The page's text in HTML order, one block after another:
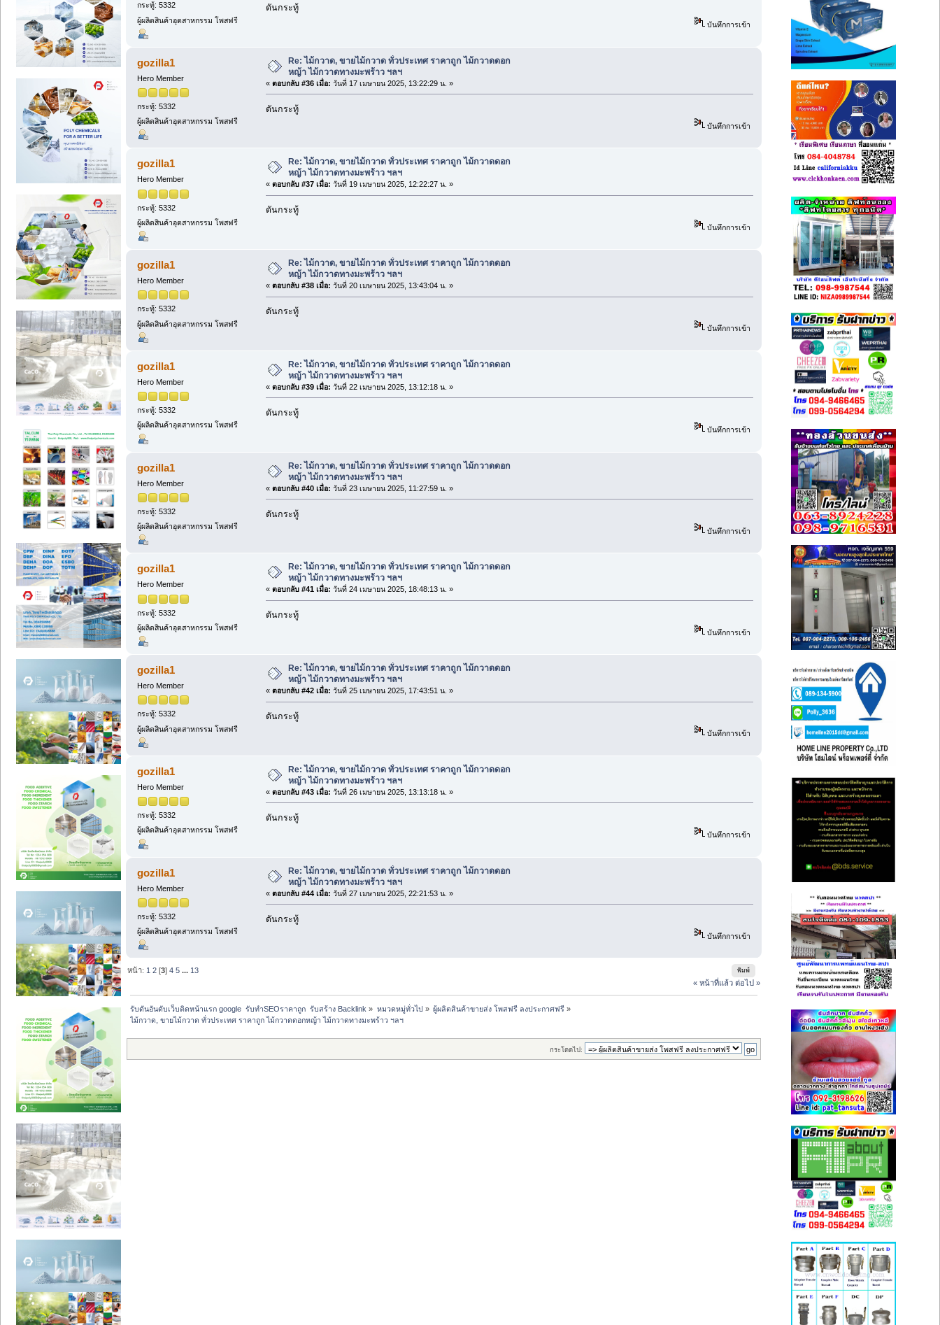
กระทู้: 5332
ผู้ผลิตสินค้าอุตสาหกรรม โพสฟรี
ดันกระทู้
บันทึกการเข้า
gozilla1
Hero Member
กระทู้: 5332
ผู้ผลิตสินค้าอุตสาหกรรม โพสฟรี
Re: ไม้กวาด, ขายไม้กวาด ทั่วประเทศ ราคาถูก ไม้กวาดดอก
หญ้า ไม้กวาดทางมะพร้าว ฯลฯ
« ตอบกลับ #36 เมื่อ: วันที่ 17 เมษายน 2025, 13:22:29 น. »
ดันกระทู้
บันทึกการเข้า
gozilla1
Hero Member
กระทู้: 5332
ผู้ผลิตสินค้าอุตสาหกรรม โพสฟรี
Re: ไม้กวาด, ขายไม้กวาด ทั่วประเทศ ราคาถูก ไม้กวาดดอก
หญ้า ไม้กวาดทางมะพร้าว ฯลฯ
« ตอบกลับ #37 เมื่อ: วันที่ 19 เมษายน 2025, 12:22:27 น. »
ดันกระทู้
บันทึกการเข้า
gozilla1
Hero Member
กระทู้: 5332
ผู้ผลิตสินค้าอุตสาหกรรม โพสฟรี
Re: ไม้กวาด, ขายไม้กวาด ทั่วประเทศ ราคาถูก ไม้กวาดดอก
หญ้า ไม้กวาดทางมะพร้าว ฯลฯ
« ตอบกลับ #38 เมื่อ: วันที่ 20 เมษายน 2025, 13:43:04 น. »
ดันกระทู้
บันทึกการเข้า
gozilla1
Hero Member
กระทู้: 5332
ผู้ผลิตสินค้าอุตสาหกรรม โพสฟรี
Re: ไม้กวาด, ขายไม้กวาด ทั่วประเทศ ราคาถูก ไม้กวาดดอก
หญ้า ไม้กวาดทางมะพร้าว ฯลฯ
« ตอบกลับ #39 เมื่อ: วันที่ 22 เมษายน 2025, 13:12:18 น. »
ดันกระทู้
บันทึกการเข้า
gozilla1
Hero Member
กระทู้: 5332
ผู้ผลิตสินค้าอุตสาหกรรม โพสฟรี
Re: ไม้กวาด, ขายไม้กวาด ทั่วประเทศ ราคาถูก ไม้กวาดดอก
หญ้า ไม้กวาดทางมะพร้าว ฯลฯ
« ตอบกลับ #40 เมื่อ: วันที่ 23 เมษายน 2025, 11:27:59 น. »
ดันกระทู้
บันทึกการเข้า
gozilla1
Hero Member
กระทู้: 5332
ผู้ผลิตสินค้าอุตสาหกรรม โพสฟรี
Re: ไม้กวาด, ขายไม้กวาด ทั่วประเทศ ราคาถูก ไม้กวาดดอก
หญ้า ไม้กวาดทางมะพร้าว ฯลฯ
« ตอบกลับ #41 เมื่อ: วันที่ 24 เมษายน 2025, 18:48:13 น. »
ดันกระทู้
บันทึกการเข้า
gozilla1
Hero Member
กระทู้: 5332
ผู้ผลิตสินค้าอุตสาหกรรม โพสฟรี
Re: ไม้กวาด, ขายไม้กวาด ทั่วประเทศ ราคาถูก ไม้กวาดดอก
หญ้า ไม้กวาดทางมะพร้าว ฯลฯ
« ตอบกลับ #42 เมื่อ: วันที่ 25 เมษายน 2025, 17:43:51 น. »
ดันกระทู้
บันทึกการเข้า
gozilla1
Hero Member
กระทู้: 5332
ผู้ผลิตสินค้าอุตสาหกรรม โพสฟรี
Re: ไม้กวาด, ขายไม้กวาด ทั่วประเทศ ราคาถูก ไม้กวาดดอก
หญ้า ไม้กวาดทางมะพร้าว ฯลฯ
« ตอบกลับ #43 เมื่อ: วันที่ 26 เมษายน 2025, 13:13:18 น. »
ดันกระทู้
บันทึกการเข้า
gozilla1
Hero Member
กระทู้: 5332
ผู้ผลิตสินค้าอุตสาหกรรม โพสฟรี
Re: ไม้กวาด, ขายไม้กวาด ทั่วประเทศ ราคาถูก ไม้กวาดดอก
หญ้า ไม้กวาดทางมะพร้าว ฯลฯ
« ตอบกลับ #44 เมื่อ: วันที่ 27 เมษายน 2025, 22:21:53 น. »
ดันกระทู้
บันทึกการเข้า
พิมพ์
หน้า: 1 2 [3]4 5 ... 13
« หน้าที่แล้ว ต่อไป »
รับดันอันดับเว็บติดหน้าแรก google  รับทำSEOราคาถูก  รับสร้าง Backlink » หมวดหมู่ทั่วไป » ผู้ผลิตสินค้าขายส่ง โพสฟรี ลงประกาศฟรี»
ไม้กวาด, ขายไม้กวาด ทั่วประเทศ ราคาถูก ไม้กวาดดอกหญ้า ไม้กวาดทางมะพร้าว ฯลฯ
กระโดดไป: